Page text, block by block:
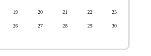
19 20 21 22 23
26 27 28 29 30